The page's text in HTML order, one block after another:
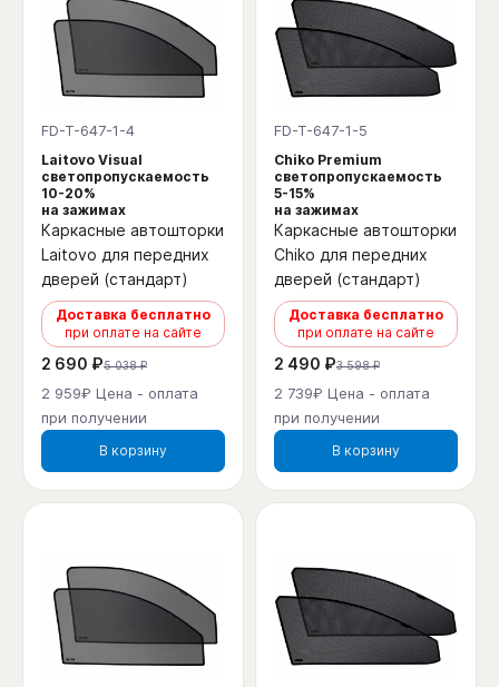
FD-T-647-1-4
Laitovo Visual
светопропускаемость
10-20%
на зажимах
Каркасные автошторки
Laitovo для передних
дверей (стандарт)
Доставка бесплатно
при оплате на сайте
2 690 ₽5 038 ₽
2 959₽ Цена - оплата
при получении
В корзину
FD-T-647-1-5
Chiko Premium
светопропускаемость
5-15%
на зажимах
Каркасные автошторки
Chiko для передних
дверей (стандарт)
Доставка бесплатно
при оплате на сайте
2 490 ₽3 598 ₽
2 739₽ Цена - оплата
при получении
В корзину